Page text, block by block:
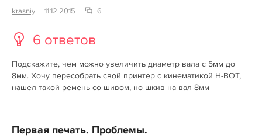
krasniy 11.12.2015 6
6 ответов
Подскажите, чем можно увеличить диаметр вала с 5мм до
8мм. Хочу пересобрать свой принтер с кинематикой H-BOT,
нашел такой ремень со шивом, но шкив на вал 8мм
Первая печать. Проблемы.